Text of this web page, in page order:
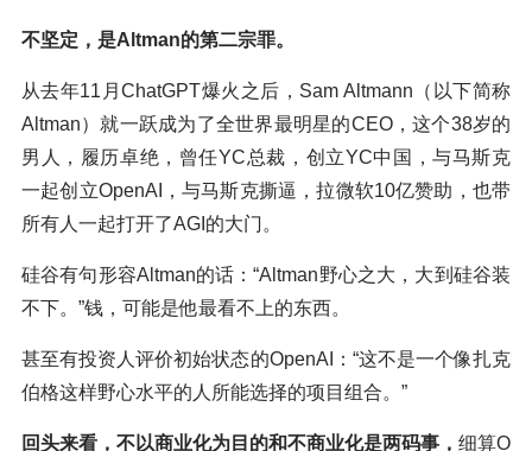
不坚定，是Altman的第二宗罪。
从去年11月ChatGPT爆火之后，Sam Altmann（以下简称
Altman）就一跃成为了全世界最明星的CEO，这个38岁的
男人，履历卓绝，曾任YC总裁，创立YC中国，与马斯克
一起创立OpenAI，与马斯克撕逼，拉微软10亿赞助，也带
所有人一起打开了AGI的大门。
硅谷有句形容Altman的话：“Altman野心之大，大到硅谷装
不下。”钱，可能是他最看不上的东西。
甚至有投资人评价初始状态的OpenAI：“这不是一个像扎克
伯格这样野心水平的人所能选择的项目组合。”
回头来看，不以商业化为目的和不商业化是两码事， 细算O